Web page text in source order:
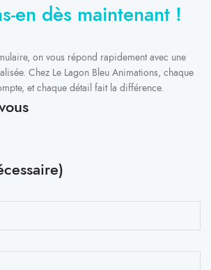
en dès maintenant !
on vous répond rapidement avec une
Chez Le Lagon Bleu Animations, chaque
et chaque détail fait la différence.